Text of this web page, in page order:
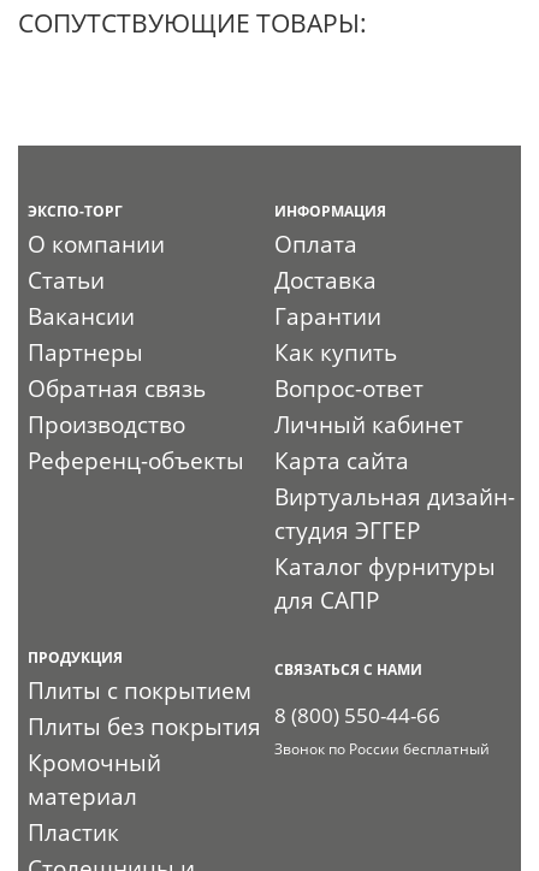
СОПУТСТВУЮЩИЕ ТОВАРЫ:
ЭКСПО-ТОРГ
О компании
Статьи
Вакансии
Партнеры
Обратная связь
Производство
Референц-объекты
ИНФОРМАЦИЯ
Оплата
Доставка
Гарантии
Как купить
Вопрос-ответ
Личный кабинет
Карта сайта
Виртуальная дизайн-
студия ЭГГЕР
Каталог фурнитуры
для САПР
ПРОДУКЦИЯ
Плиты с покрытием
Плиты без покрытия
Кромочный
материал
Пластик
СВЯЗАТЬСЯ С НАМИ
8 (800) 550-44-66
Звонок по России бесплатный